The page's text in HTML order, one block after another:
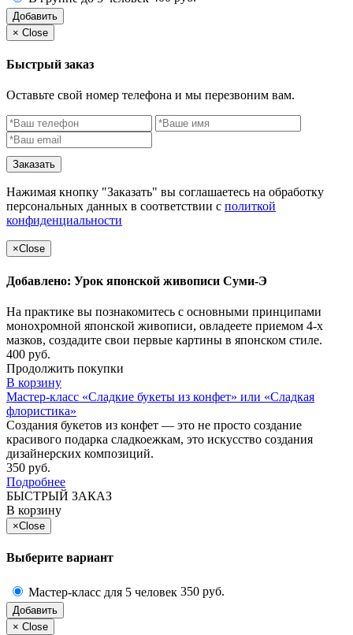
Добавить
× Close
Быстрый заказ
Оставьте свой номер телефона и мы перезвоним вам.
Заказать
Нажимая кнопку "Заказать" вы соглашаетесь на обработку
персональных данных в соответствии с политкой
конфиденциальности
×Close
Добавлено: Урок японской живописи Суми-Э
На практике вы познакомитесь с основными принципами
монохромной японской живописи, овладеете приемом 4-х
мазков, создадите свои первые картины в японском стиле.
400 руб.
Продолжить покупки
В корзину
Мастер-класс «Сладкие букеты из конфет» или «Сладкая
флористика»
Создания букетов из конфет — это не просто создание
красивого подарка сладкоежкам, это искусство создания
дизайнерских композиций.
350 руб.
Подробнее
БЫСТРЫЙ ЗАКАЗ
В корзину
×Close
Выберите вариант
Мастер-класс для 5 человек 350 руб.
Добавить
× Close